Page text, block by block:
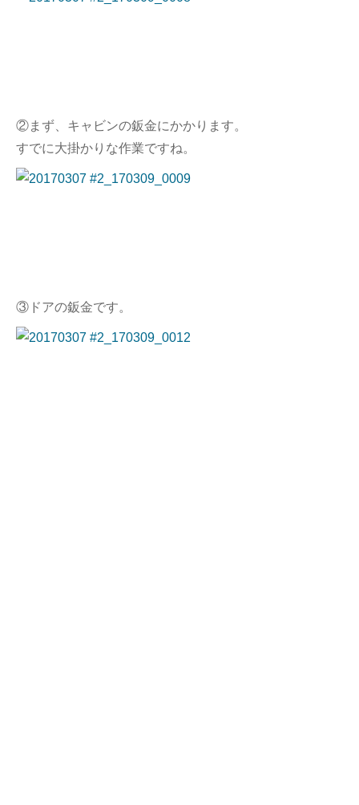
②まず、キャビンの鈑金にかかります。
すでに大掛かりな作業ですね。
③ドアの鈑金です。